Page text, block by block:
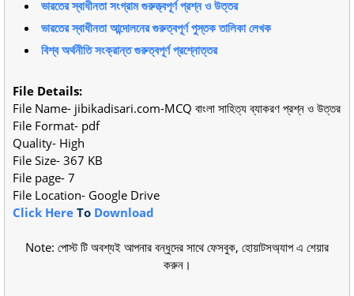
ভারতের স্বাধীনতা সংগ্রাম গুরুত্ত্বপূর্ণ প্রশ্ন ও উত্তর
ভারতের স্বাধীনতা আন্দোলনের গুরুত্বপূর্ণ পুস্তক তালিকা লেখক
বিশ্ব অর্থনীতি সংক্রান্ত গুরুত্বপূর্ণ প্রশ্নোত্তর
File Details:
File Name- jibikadisari.com-MCQ বাংলা সাহিত্য ব্যাকরণ প্রশ্ন ও উত্তর
File Format- pdf
Quality- High
File Size- 367 KB
File page- 7
File Location- Google Drive
Click Here To Download
Note: পোস্ট টি অবশ্যই আপনার বন্ধুদের সাথে ফেসবুক, হোয়াটসঅ্যাপ এ শেয়ার
করুন।